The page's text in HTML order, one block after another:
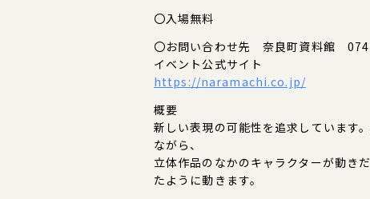
〇入場無料
〇お問い合わせ先 奈良町資料館
イベント公式サイト
https://naramachi.co.jp/
概要
新しい表現の可能性を追求しています
ながら、
立体作品のなかのキャラクターが動き
たように動きます。